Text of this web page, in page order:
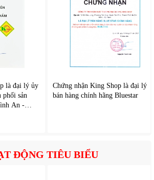
giật ELCB đặc biệt quan trọng, giúp tự
khi phát hiện rò rỉ điện, đảm bảo an toàn
sử dụng.
là đại lý ủy
phối sản
An -
Chứng nhận King Shop là đại lý
bán hàng chính hãng Bluestar
ĐỘNG TIÊU BIỂU